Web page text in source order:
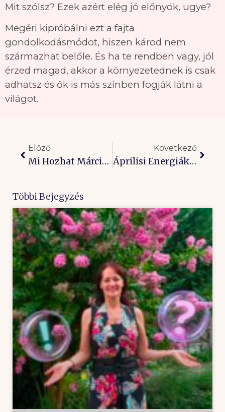
Mit szólsz? Ezek azért elég jó előnyök, ugye?
Megéri kipróbálni ezt a fajta
gondolkodásmódot, hiszen károd nem
származhat belőle. És ha te rendben vagy, jól
érzed magad, akkor a környezetednek is csak
adhatsz és ők is más színben fogják látni a
világot.
Előző
Mi Hozhat Március? Hitet És Bizalmat Magadban!
Következő
Áprilisi Energiák: Nézz Magadba Az Édenkertért!
Többi Bejegyzés